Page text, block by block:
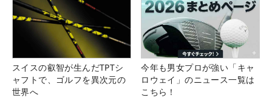
スイスの叡智が生んだTPTシ
ャフトで、ゴルフを異次元の
世界へ
今年も男女プロが強い「キャ
ロウェイ」のニュース一覧は
こちら！